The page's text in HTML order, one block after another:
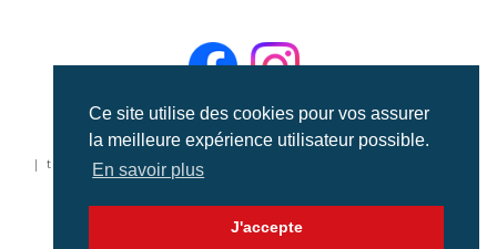
Ce site utilise des cookies pour vos assurer
la meilleure expérience utilisateur possible.
En savoir plus
J'accepte
©aerialcollection marque déposée 2024
| tous droits réservés | aerialcollection.fr banque d'images
aériennes et documentaires video et cinéma |